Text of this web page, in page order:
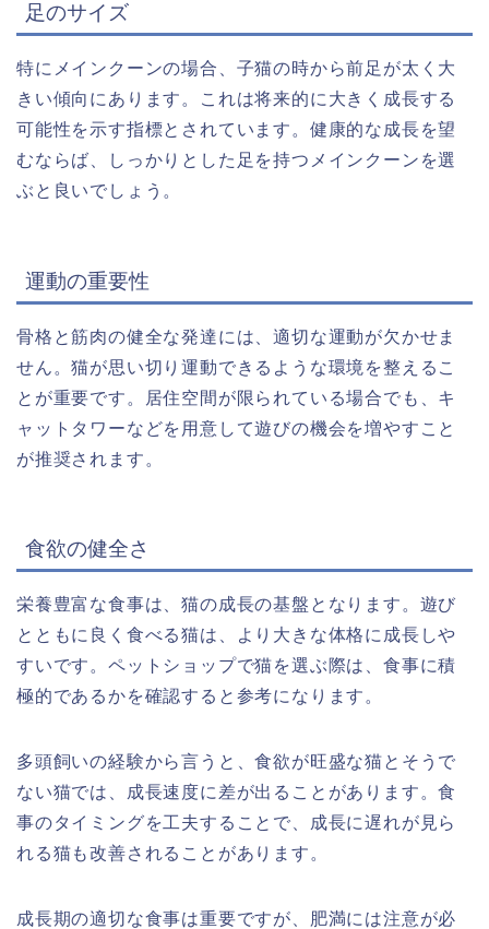
足のサイズ
特にメインクーンの場合、子猫の時から前足が太く大
きい傾向にあります。これは将来的に大きく成長する
可能性を示す指標とされています。健康的な成長を望
むならば、しっかりとした足を持つメインクーンを選
ぶと良いでしょう。
運動の重要性
骨格と筋肉の健全な発達には、適切な運動が欠かせま
せん。猫が思い切り運動できるような環境を整えるこ
とが重要です。居住空間が限られている場合でも、キ
ャットタワーなどを用意して遊びの機会を増やすこと
が推奨されます。
食欲の健全さ
栄養豊富な食事は、猫の成長の基盤となります。遊び
とともに良く食べる猫は、より大きな体格に成長しや
すいです。ペットショップで猫を選ぶ際は、食事に積
極的であるかを確認すると参考になります。
多頭飼いの経験から言うと、食欲が旺盛な猫とそうで
ない猫では、成長速度に差が出ることがあります。食
事のタイミングを工夫することで、成長に遅れが見ら
れる猫も改善されることがあります。
成長期の適切な食事は重要ですが、肥満には注意が必